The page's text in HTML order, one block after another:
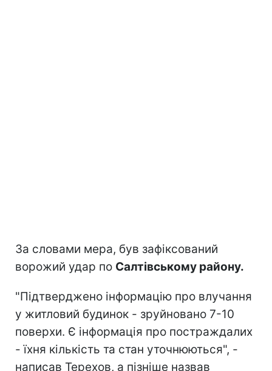
За словами мера, був зафіксований
ворожий удар по Салтівському району.
"Підтверджено інформацію про влучання
у житловий будинок - зруйновано 7-10
поверхи. Є інформація про постраждалих
- їхня кількість та стан уточнюються", -
написав Терехов, а пізніше назвав